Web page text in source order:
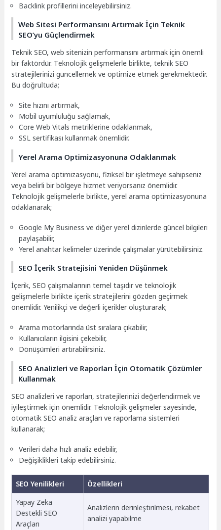
Backlink profillerini inceleyebilirsiniz.
Web Sitesi Performansını Artırmak İçin Teknik
SEO’yu Güçlendirmek
Teknik SEO, web sitenizin performansını artırmak için önemli
bir faktördür. Teknolojik gelişmelerle birlikte, teknik SEO
stratejilerinizi güncellemek ve optimize etmek gerekmektedir.
Bu doğrultuda;
Site hızını artırmak,
Mobil uyumluluğu sağlamak,
Core Web Vitals metriklerine odaklanmak,
SSL sertifikası kullanmak önemlidir.
Yerel Arama Optimizasyonuna Odaklanmak
Yerel arama optimizasyonu, fiziksel bir işletmeye sahipseniz
veya belirli bir bölgeye hizmet veriyorsanız önemlidir.
Teknolojik gelişmelerle birlikte, yerel arama optimizasyonuna
odaklanarak;
Google My Business ve diğer yerel dizinlerde güncel bilgileri
paylaşabilir,
Yerel anahtar kelimeler üzerinde çalışmalar yürütebilirsiniz.
SEO İçerik Stratejisini Yeniden Düşünmek
İçerik, SEO çalışmalarının temel taşıdır ve teknolojik
gelişmelerle birlikte içerik stratejilerini gözden geçirmek
önemlidir. Yenilikçi ve değerli içerikler oluşturarak;
Arama motorlarında üst sıralara çıkabilir,
Kullanıcıların ilgisini çekebilir,
Dönüşümleri artırabilirsiniz.
SEO Analizleri ve Raporları İçin Otomatik Çözümler
Kullanmak
SEO analizleri ve raporları, stratejilerinizi değerlendirmek ve
iyileştirmek için önemlidir. Teknolojik gelişmeler sayesinde,
otomatik SEO analiz araçları ve raporlama sistemleri
kullanarak;
Verileri daha hızlı analiz edebilir,
Değişiklikleri takip edebilirsiniz.
SEO Yenilikleri
Özellikleri
Yapay Zeka
Destekli SEO
Araçları
Analizlerin derinleştirilmesi, rekabet
analizi yapabilme